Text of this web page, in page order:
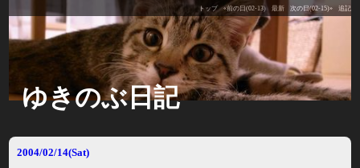
トップ «前の日(02-13) 最新 次の日(02-15)» 追記
ゆきのぶ日記
2004/02/14(Sat)